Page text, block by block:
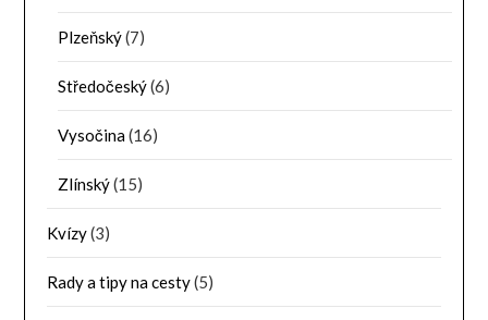
Plzeňský(7)
Středočeský(6)
Vysočina(16)
Zlínský(15)
Kvízy(3)
Rady a tipy na cesty(5)